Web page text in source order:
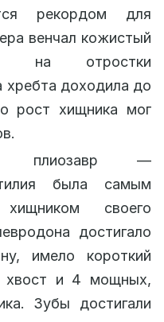
рекордом для
венчал кожистый
на отростки
хребта доходила до
рост хищника мог
плиозавр —
была самым
своего
достигало
имело короткий
хвост и 4 мощных,
Зубы достигали